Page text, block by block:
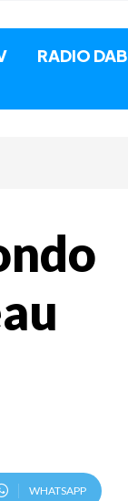
RADIO DAB
WHATSAPP